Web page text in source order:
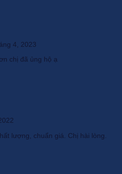
4, 2023
chị đã ủng hộ ạ
lượng, chuẩn giá. Chị hài lòng.